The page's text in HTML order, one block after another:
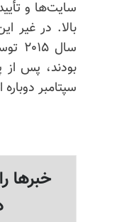
سایت‌ها و
بالا. در غیر
سپتامبر
خبرها